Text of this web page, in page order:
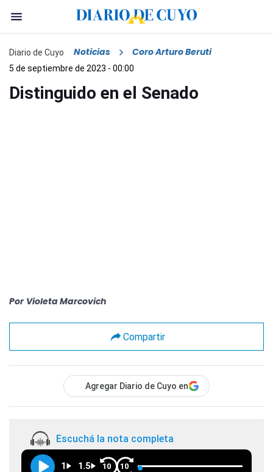
Diario de Cuyo Noticias Coro Arturo Beruti
5 de septiembre de 2023 - 00:00
Distinguido en el Senado
Por Violeta Marcovich
Compartir
Agregar Diario de Cuyo en
Escuchá la nota completa
1 1.5 10 10